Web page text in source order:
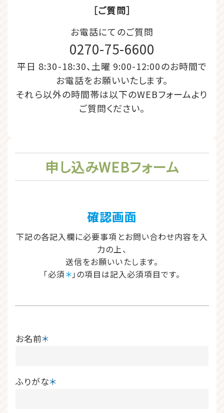
［ご質問］
お電話にてのご質問
0270-75-6600
平日 8:30-18:30、土曜 9:00-12:00のお時間で
お電話をお願いいたします。
それら以外の時間帯は以下のWEBフォームより
ご質問ください。
申し込みWEBフォーム
確認画面
下記の各記入欄に必要事項とお問い合わせ内容を入
力の上、
送信をお願いいたします。
｢必須＊ 」の項目は記入必須項目です。
お名前＊
ふりがな＊